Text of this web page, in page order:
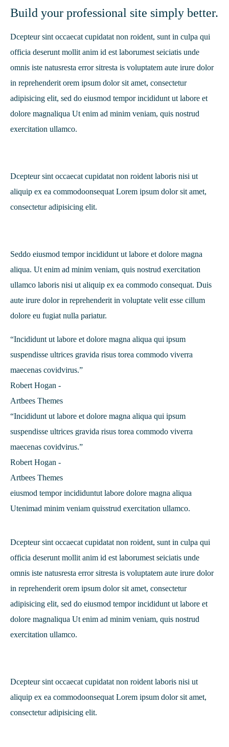
Build your professional site simply better.
Dcepteur sint occaecat cupidatat non roident, sunt in culpa qui
officia deserunt mollit anim id est laborumest seiciatis unde
omnis iste natusresta error sitresta is voluptatem aute irure dolor
in reprehenderit orem ipsum dolor sit amet, consectetur
adipisicing elit, sed do eiusmod tempor incididunt ut labore et
dolore magnaliqua Ut enim ad minim veniam, quis nostrud
exercitation ullamco.
Dcepteur sint occaecat cupidatat non roident laboris nisi ut
aliquip ex ea commodoonsequat Lorem ipsum dolor sit amet,
consectetur adipisicing elit.
Seddo eiusmod tempor incididunt ut labore et dolore magna
aliqua. Ut enim ad minim veniam, quis nostrud exercitation
ullamco laboris nisi ut aliquip ex ea commodo consequat. Duis
aute irure dolor in reprehenderit in voluptate velit esse cillum
dolore eu fugiat nulla pariatur.
“Incididunt ut labore et dolore magna aliqua qui ipsum
suspendisse ultrices gravida risus torea commodo viverra
maecenas covidvirus.”
Robert Hogan -
Artbees Themes
“Incididunt ut labore et dolore magna aliqua qui ipsum
suspendisse ultrices gravida risus torea commodo viverra
maecenas covidvirus.”
Robert Hogan -
Artbees Themes
eiusmod tempor incididuntut labore dolore magna aliqua
Utenimad minim veniam quisstrud exercitation ullamco.
Dcepteur sint occaecat cupidatat non roident, sunt in culpa qui
officia deserunt mollit anim id est laborumest seiciatis unde
omnis iste natusresta error sitresta is voluptatem aute irure dolor
in reprehenderit orem ipsum dolor sit amet, consectetur
adipisicing elit, sed do eiusmod tempor incididunt ut labore et
dolore magnaliqua Ut enim ad minim veniam, quis nostrud
exercitation ullamco.
Dcepteur sint occaecat cupidatat non roident laboris nisi ut
aliquip ex ea commodoonsequat Lorem ipsum dolor sit amet,
consectetur adipisicing elit.